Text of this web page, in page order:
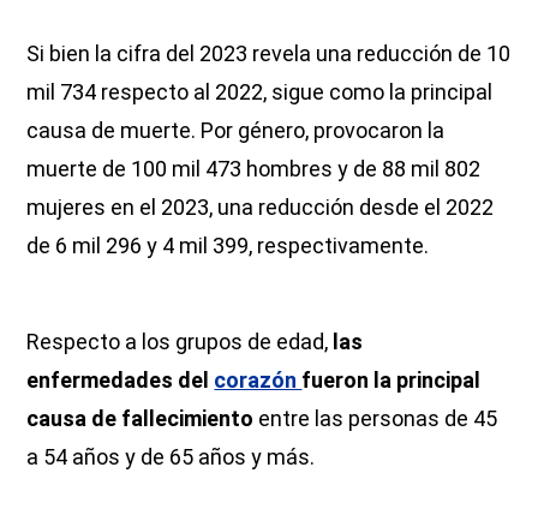
Si bien la cifra del 2023 revela una reducción de 10
mil 734 respecto al 2022, sigue como la principal
causa de muerte. Por género, provocaron la
muerte de 100 mil 473 hombres y de 88 mil 802
mujeres en el 2023, una reducción desde el 2022
de 6 mil 296 y 4 mil 399, respectivamente.
Respecto a los grupos de edad, las
enfermedades del corazón fueron la principal
causa de fallecimiento entre las personas de 45
a 54 años y de 65 años y más.